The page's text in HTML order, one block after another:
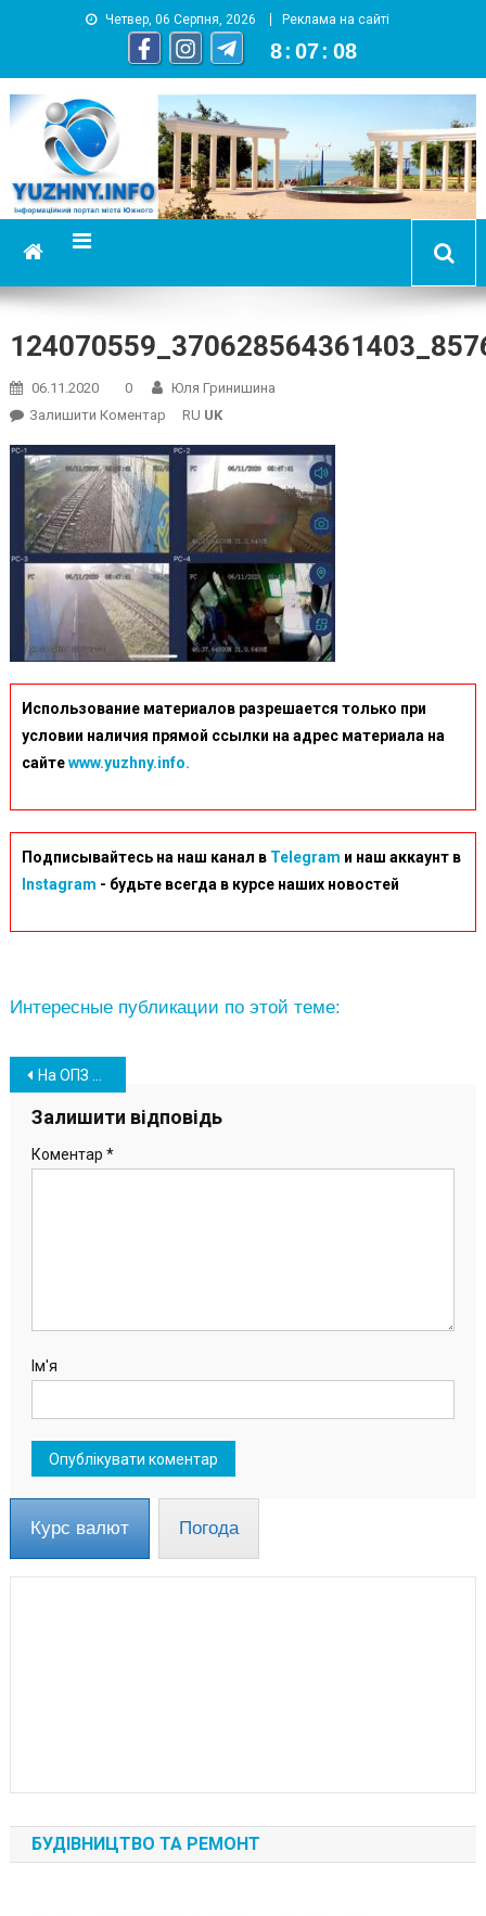
Четвер, 06 Серпня, 2026 Реклама на сайті
8 : 07 : 08
YUZHNY.INFO
информационный портал города Южный
06.11.2020 0
Юля Гринишина
Залишити КоментарOn RU UK
Использование материалов разрешается только при
условии наличия прямой ссылки на адрес материала на
сайтеwww.yuzhny.info.
Подписывайтесь на наш канал в Telegram и наш аккаунт в
Instagram - будьте всегда в курсе наших новостей
Интересные публикации по этой теме:
Навігація
записів
На ОПЗ начали внедрять проект видеомониторинга
Залишити відповідь
Коментар *
Ім'я
Курс валют Погода
БУДІВНИЦТВО ТА РЕМОНТ